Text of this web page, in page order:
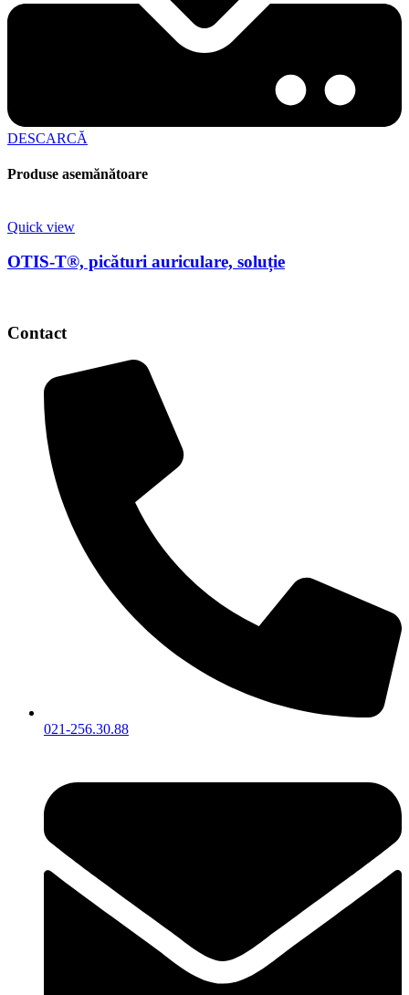
DESCARCĂ
Produse asemănătoare
Quick view
OTIS-T®, picături auriculare, soluție
Contact
021-256.30.88